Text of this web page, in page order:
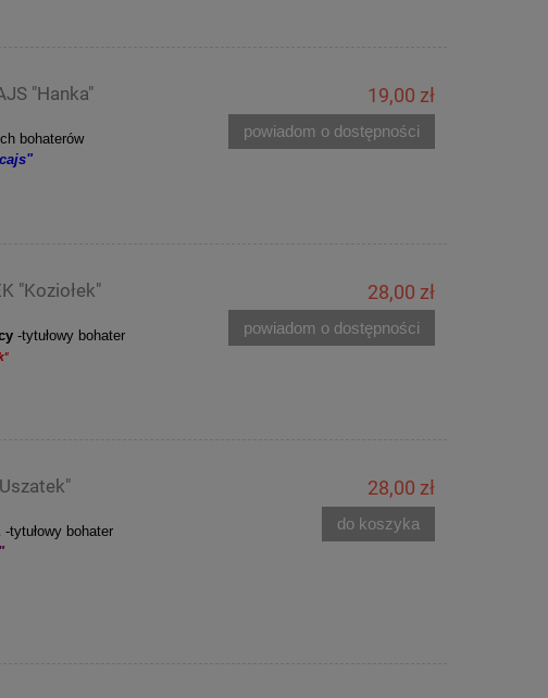
"Hanka"
bohaterów
19,00 zł
powiadom o dostępności
"Koziołek"
-tytułowy bohater
28,00 zł
powiadom o dostępności
-tytułowy bohater
28,00 zł
do koszyka